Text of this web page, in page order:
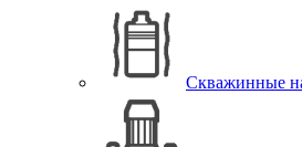
Скважинные